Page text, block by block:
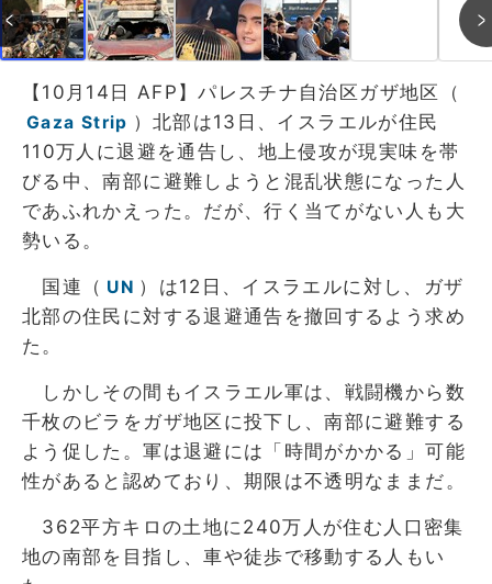
【10月14日 AFP】パレスチナ自治区ガザ地区（
Gaza Strip ）北部は13日、イスラエルが住民
110万人に退避を通告し、地上侵攻が現実味を帯
びる中、南部に避難しようと混乱状態になった人
であふれかえった。だが、行く当てがない人も大
勢いる。
国連（ UN ）は12日、イスラエルに対し、ガザ
北部の住民に対する退避通告を撤回するよう求め
た。
しかしその間もイスラエル軍は、戦闘機から数
千枚のビラをガザ地区に投下し、南部に避難する
よう促した。軍は退避には「時間がかかる」可能
性があると認めており、期限は不透明なままだ。
362平方キロの土地に240万人が住む人口密集
地の南部を目指し、車や徒歩で移動する人もい